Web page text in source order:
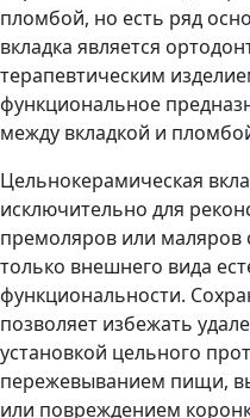
пломбой, но есть ряд
вкладка является
терапевтическим
функциональное
между вкладкой и
Цельнокерамическая
исключительно для
премоляров или маляров
только внешнего вида
функциональности.
позволяет избежать
установкой цельного
пережевыванием пищи,
или повреждением